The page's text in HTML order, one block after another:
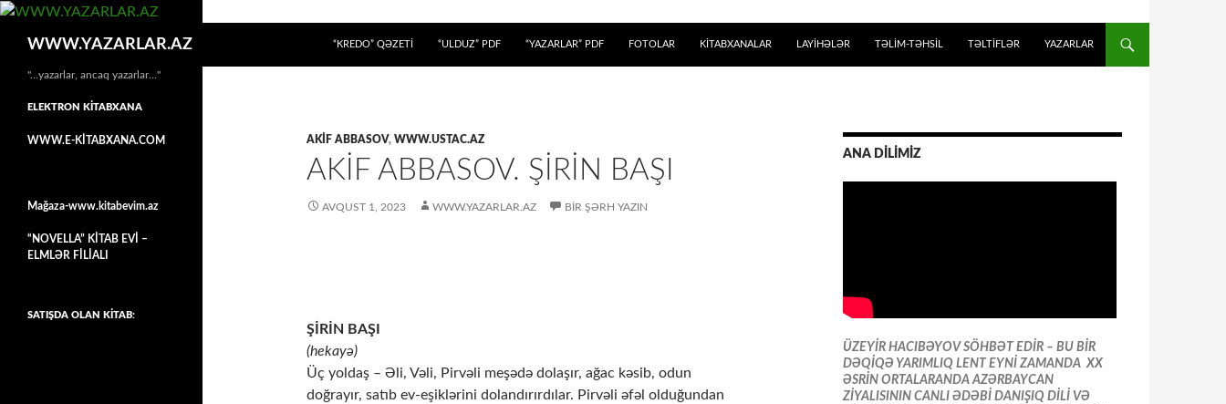
WWW.YAZARLAR.AZ
“KREDO” QƏZETİ
“ULDUZ” PDF “YAZARLAR” PDF FOTOLAR KİTABXANALAR LAYİHƏLƏR TƏLIM-TƏHSIL TƏLTİFLƏR YAZARLAR
AKIF ABBASOV, WWW.USTAC.AZ
AKİF ABBASOV. ŞİRİN BAŞI
AVQUST 1, 2023 WWW.YAZARLAR.AZ BIR ŞƏRH YAZIN
ŞİRİN BAŞI
(hekayə)
Üç yoldaş – Əli, Vəli, Pirvəli meşədə dolaşır, ağac kəsib, odun
doğrayır, satıb ev-eşiklərini dolandırırdılar. Pirvəli əfəl olduğundan
ANA DİLİMİZ
ÜZEYİR HACIBƏYOV SÖHBƏT EDİR – BU BİR
DƏQİQƏ YARIMLIQ LENT EYNİ ZAMANDA XX
ƏSRİN ORTALARANDA AZƏRBAYCAN
ZİYALISININ CANLI ƏDƏBİ DANIŞIQ DİLİ VƏ
"…yazarlar, ancaq yazarlar…"
ELEKTRON KİTABXANA
WWW.E-KİTABXANA.COM
Mağaza-www.kitabevim.az
“NOVELLA” KİTAB EVİ –
ELMLƏR FİLİALI
SATIŞDA OLAN KİTAB: